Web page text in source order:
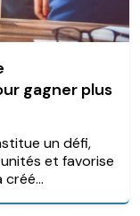
gagner plus
un défi,
et favorise